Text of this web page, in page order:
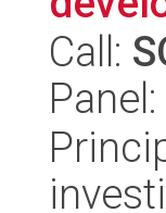
Call:
Panel: